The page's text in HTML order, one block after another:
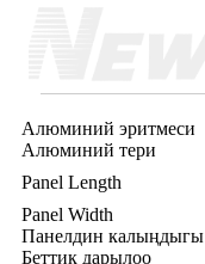
Алюминий эритмеси
Алюминий тери
Panel Length
Panel Width
Панелдин калыңдыгы
Беттик дарылоо